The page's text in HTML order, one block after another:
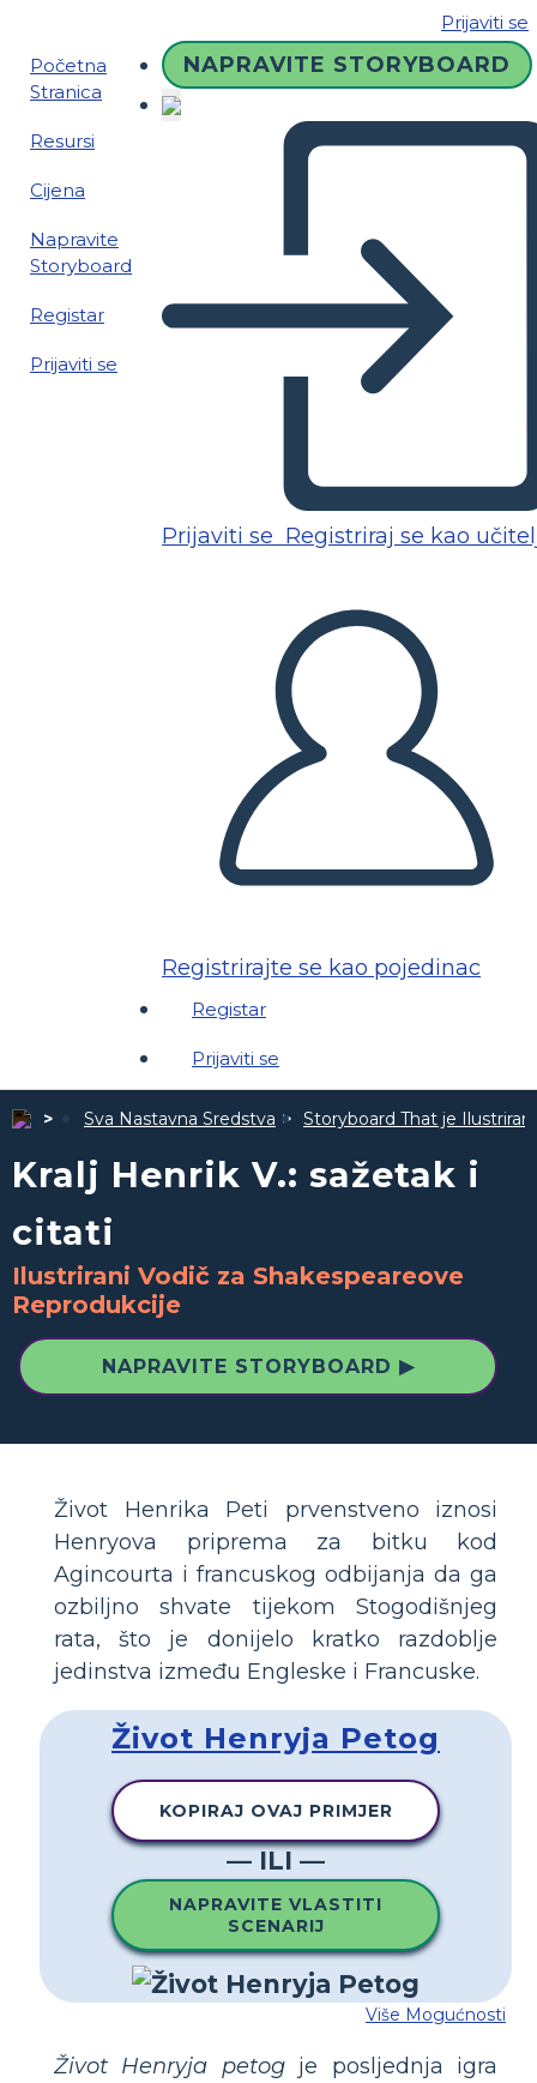
Prijaviti se
Početna
Stranica
Resursi
Cijena
Napravite
Storyboard
Registar
Prijaviti se
NAPRAVITE STORYBOARD
Prijaviti se Registriraj se kao
Registrirajte se kao pojedinac
Registar
Prijaviti se
Sva Nastavna Sredstva Storyboard That je
Kralj Henrik V.: sažetak i
citati
Ilustrirani Vodič za Shakespeareove
Reprodukcije
NAPRAVITE STORYBOARD ▶
Život Henrika Peti prvenstveno iznosi
Henryova priprema za bitku kod
Agincourta i francuskog odbijanja da ga
ozbiljno shvate tijekom Stogodišnjeg
rata, što je donijelo kratko razdoblje
jedinstva između Engleske i Francuske.
Život Henryja Petog
KOPIRAJ OVAJ PRIMJER
— ILI —
NAPRAVITE VLASTITI
SCENARIJ
Više Mogućnosti
Život Henryja petogje posljednja igra